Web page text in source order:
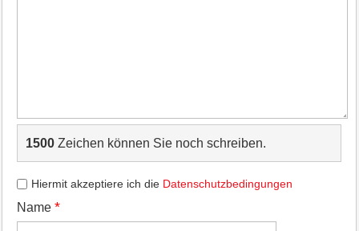
1500Zeichen können Sie noch schreiben.
Hiermit akzeptiere ich die Datenschutzbedingungen
Name *